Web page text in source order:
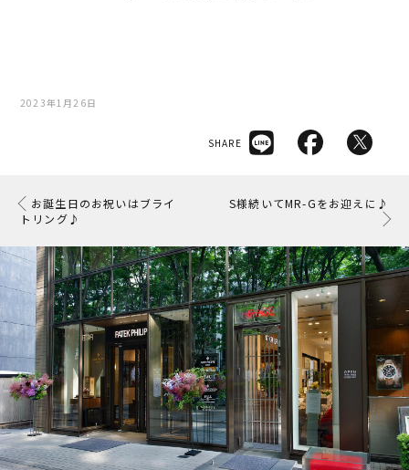
2023年1月26日
SHARE
お誕生日のお祝いはブライ
トリング♪
S様続いてMR-Gをお迎えに♪